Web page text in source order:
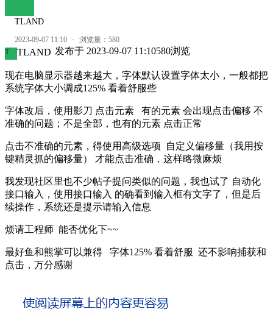
TLAND
2023-09-07 11:10 · 浏览量： 580
T
TLAND 发布于 2023-09-07 11:10580浏览
现在电脑显示器越来越大，字体默认设置字体太小，一般都把
系统字体大小调成125% 看着舒服些
字体改后，使用影刀 点击元素 有的元素 会出现点击偏移 不
准确的问题；不是全部，也有的元素 点击正常
点击不准确的元素，得使用高级选项 自定义偏移量（我用按
键精灵抓的偏移量） 才能点击准确，这样略微麻烦
我发现社区里也不少帖子提问类似的问题，我也试了 自动化
接口输入，使用接口输入 的确看到输入框有文字了，但是后
续操作，系统还是提示请输入信息
烦请工程师 能否优化下~~
最好鱼和熊掌可以兼得 字体125% 看着舒服 还不影响捕获和
点击，万分感谢